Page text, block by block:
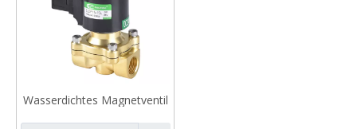
Wasserdichtes Magnetventil